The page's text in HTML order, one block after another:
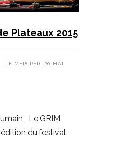
Plateaux 2015
, LE MERCREDI 20 MAI
Le GRIM
du festival